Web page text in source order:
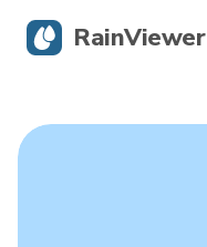
RainViewer